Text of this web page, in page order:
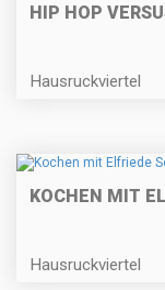
HIP HOP
Hausruckviertel
KOCHEN MIT
Hausruckviertel